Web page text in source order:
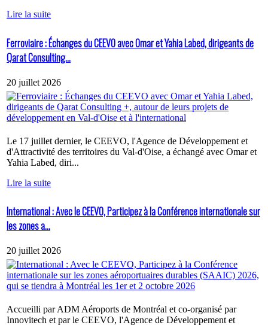
Lire la suite
Ferroviaire : Échanges du CEEVO avec Omar et Yahia Labed, dirigeants de
Qarat Consulting...
20 juillet 2026
Le 17 juillet dernier, le CEEVO, l'Agence de Développement et
d'Attractivité des territoires du Val-d'Oise, a échangé avec Omar et
Yahia Labed, diri...
Lire la suite
International : Avec le CEEVO, Participez à la Conférence internationale sur
les zones a...
20 juillet 2026
Accueilli par ADM Aéroports de Montréal et co-organisé par
Innovitech et par le CEEVO, l'Agence de Développement et